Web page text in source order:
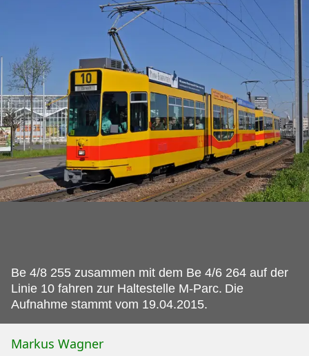
Be 4/8 255 zusammen mit dem Be 4/6 264 auf der
Linie 10 fahren zur Haltestelle M-Parc. Die
Aufnahme stammt vom 19.04.2015.
Markus Wagner